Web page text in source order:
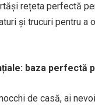
rețeta perfectă
și trucuri pentru a
baza perfectă
de casă, ai